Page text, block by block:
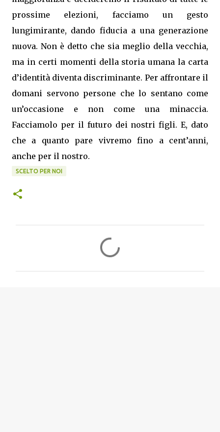
prossime elezioni, facciamo un gesto
lungimirante, dando fiducia a una generazione
nuova. Non è detto che sia meglio della vecchia,
ma in certi momenti della storia umana la carta
d’identità diventa discriminante. Per affrontare il
domani servono persone che lo sentano come
un’occasione e non come una minaccia.
Facciamolo per il futuro dei nostri figli. E, dato
che a quanto pare vivremo fino a cent’anni,
anche per il nostro.
SCELTO PER NOI